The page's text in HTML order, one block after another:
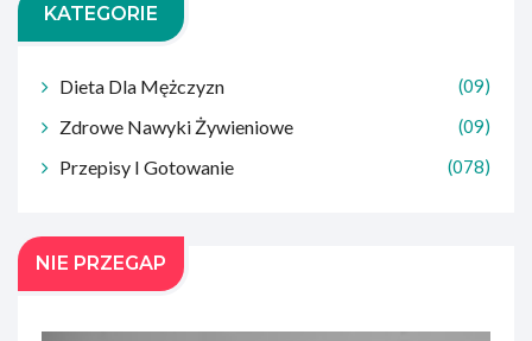
KATEGORIE
Dieta Dla Mężczyzn (09)
Zdrowe Nawyki Żywieniowe (09)
Przepisy I Gotowanie (078)
NIE PRZEGAP